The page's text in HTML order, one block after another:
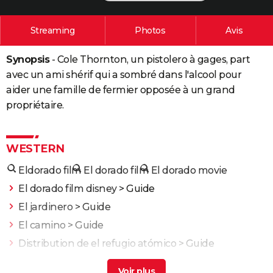
PHOTO
BONS PLANS
CARTE DE VOEUX
Carte de Noël
Carte Bonne année
Carte Saint-Valentin
Carte Pâques
Carte d'anniversaire
DICTIONNAIRE
Dictionnaire
Biographies
Citations
Expressions
Proverbes
PROGRAMME TV
COPAINS D'AVANT
S'inscrire
Se connecter
Lycées
Collèges
Primaires
Universités
Entreprises
Service militaire
Avis de recherche
AVIS DE DÉCÈS
FORUM
Streaming Photos Avis
Synopsis- Cole Thornton, un pistolero à gages, part
avec un ami shérif qui a sombré dans l'alcool pour
aider une famille de fermier opposée à un grand
propriétaire.
WESTERN
Eldorado film El dorado film El dorado movie
El dorado film disney> Guide
El jardinero > Guide
El camino > Guide
Distribution de el refugio atómico > Guide
La route d'el dorado> Guide